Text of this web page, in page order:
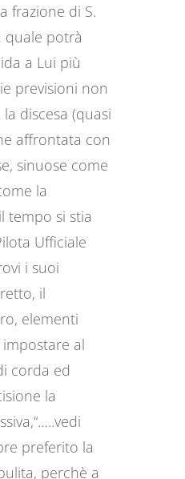
frazione di S.
quale potrà
a Lui più
previsioni non
discesa (quasi
affrontata con
sinuose come
la
tempo si stia
Ufficiale
i suoi
il
elementi
al
corda ed
la
preferito la
perchè a